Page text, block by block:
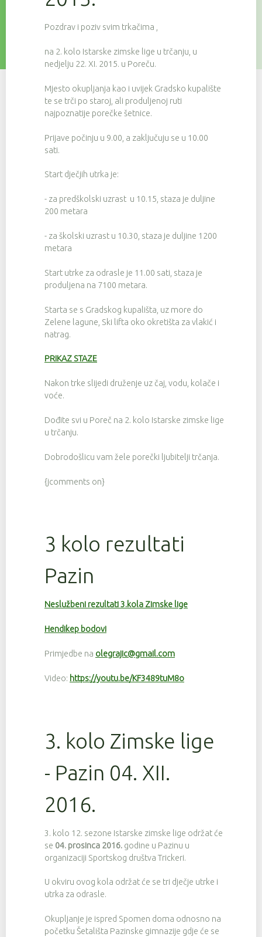
Pozdrav i poziv svim trkačima ,
na 2. kolo Istarske zimske lige u trčanju, u
nedjelju 22. XI. 2015. u Poreču.
Mjesto okupljanja kao i uvijek Gradsko kupalište
te se trči po staroj, ali produljenoj ruti
najpoznatije porečke šetnice.
Prijave počinju u 9.00, a zaključuju se u 10.00
sati.
Start dječjih utrka je:
- za predškolski uzrast u 10.15, staza je duljine
200 metara
- za školski uzrast u 10.30, staza je duljine 1200
metara
Start utrke za odrasle je 11.00 sati, staza je
produljena na 7100 metara.
Starta se s Gradskog kupališta, uz more do
Zelene lagune, Ski lifta oko okretišta za vlakić i
natrag.
PRIKAZ STAZE
Nakon trke slijedi druženje uz čaj, vodu, kolače i
voće.
Dođite svi u Poreč na 2. kolo Istarske zimske lige
u trčanju.
Dobrodošlicu vam žele porečki ljubitelji trčanja.
{jcomments on}
3 kolo rezultati
Pazin
Neslužbeni rezultati 3.kola Zimske lige
Hendikep bodovi
Primjedbe na olegrajic@gmail.com
Video: https://youtu.be/KF3489tuM8o
3. kolo Zimske lige
- Pazin 04. XII.
2016.
3. kolo 12. sezone Istarske zimske lige održat će
se 04. prosinca 2016. godine u Pazinu u
organizaciji Sportskog društva Trickeri.
U okviru ovog kola održat će se tri dječje utrke i
utrka za odrasle.
Okupljanje je ispred Spomen doma odnosno na
početku Šetališta Pazinske gimnazije gdje će se